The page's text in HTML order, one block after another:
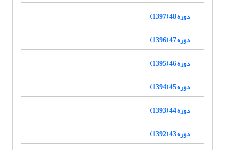
دوره 48 (1397)
دوره 47 (1396)
دوره 46 (1395)
دوره 45 (1394)
دوره 44 (1393)
دوره 43 (1392)